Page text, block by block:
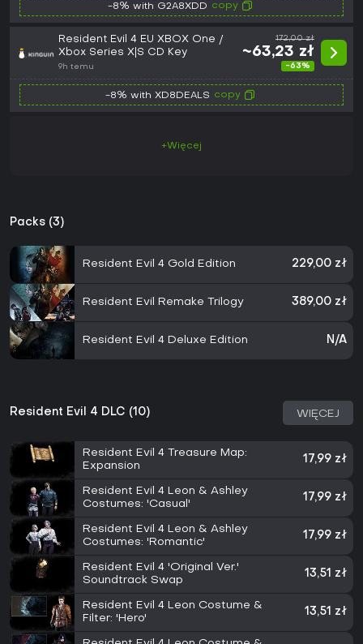
-8% with G2A8XDD copy
Resident Evil 4 EU XBOX One /
Xbox Series X|S CD Key
9h temu
172,00 zł
~63,23 zł
-63%
-8% with XD8DEALS copy
+Więcej
Packs (3)
Resident Evil 4 Gold Edition 229,00 zł
Resident Evil Remake Trilogy 389,00 zł
Resident Evil 4 Deluxe Edition N/A
Resident Evil 4 DLC (10) WIĘCEJ
Resident Evil 4 Treasure Map:
Expansion
17,99 zł
Resident Evil 4 Leon & Ashley
Costumes: 'Casual'
17,99 zł
Resident Evil 4 Leon & Ashley
Costumes: 'Romantic'
17,99 zł
Resident Evil 4 'Original Ver.'
Soundtrack Swap
13,51 zł
Resident Evil 4 Leon Costume &
Filter: 'Hero'
13,51 zł